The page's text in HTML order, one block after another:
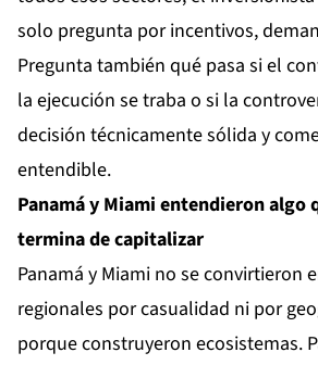
solo pregunta por incentivos,
Pregunta también qué pasa si el
la ejecución se traba o si la
decisión técnicamente sólida y
entendible.
Panamá y Miami entendieron algo
termina de capitalizar
Panamá y Miami no se convirtieron
regionales por casualidad ni por
porque construyeron ecosistemas.